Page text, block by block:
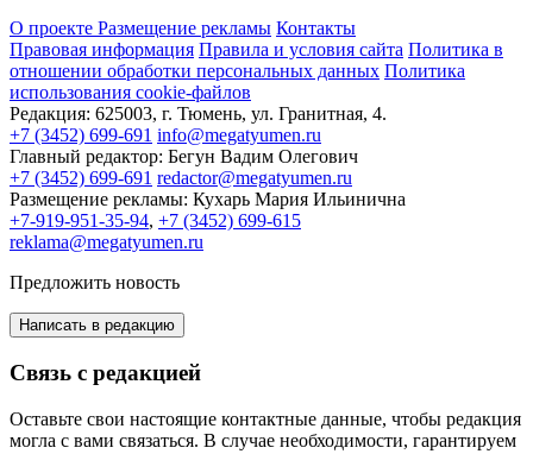
О проекте Размещение рекламы Контакты
Правовая информация Правила и условия сайта Политика в
отношении обработки персональных данных Политика
использования cookie-файлов
Редакция: 625003, г. Тюмень, ул. Гранитная, 4.
+7 (3452) 699-691 info@megatyumen.ru
Главный редактор: Бегун Вадим Олегович
+7 (3452) 699-691 redactor@megatyumen.ru
Размещение рекламы: Кухарь Мария Ильинична
+7-919-951-35-94, +7 (3452) 699-615
reklama@megatyumen.ru
Предложить новость
Написать в редакцию
Связь с редакцией
Оставьте свои настоящие контактные данные, чтобы редакция
могла с вами связаться. В случае необходимости, гарантируем